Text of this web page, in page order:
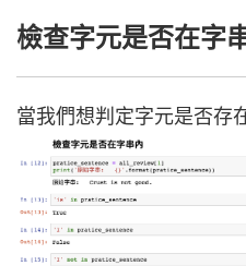
檢查字元是否在字
當我們想判定字元是否存